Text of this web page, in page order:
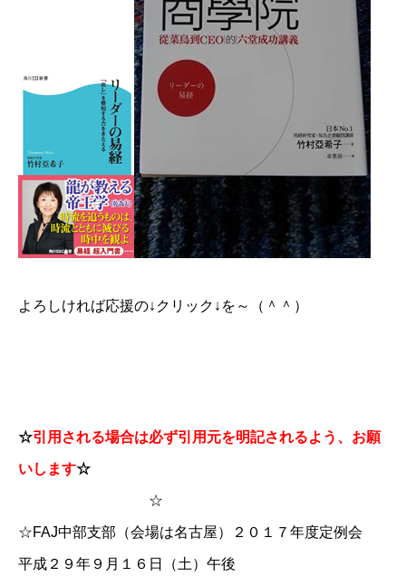
よろしければ応援の↓クリック↓を～（＾＾）
☆引用される場合は必ず引用元を明記されるよう、お願
いします☆
☆
☆FAJ中部支部（会場は名古屋）２０１７年度定例会
平成２９年９月１６日（土）午後